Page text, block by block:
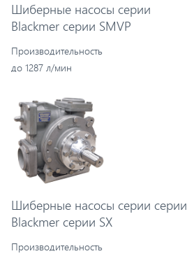
Шиберные насосы серии
Blackmer серии SMVP
Производительность
до 1287 л/мин
Шиберные насосы серии серии
Blackmer серии SX
Производительность